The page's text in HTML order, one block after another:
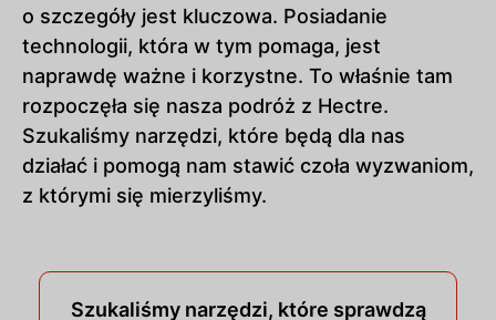
o szczegóły jest kluczowa. Posiadanie
technologii, która w tym pomaga, jest
naprawdę ważne i korzystne. To właśnie tam
rozpoczęła się nasza podróż z Hectre.
Szukaliśmy narzędzi, które będą dla nas
działać i pomogą nam stawić czoła wyzwaniom,
z którymi się mierzyliśmy.
Szukaliśmy narzędzi, które sprawdzą